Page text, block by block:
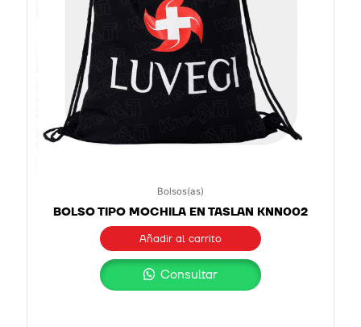
Bolsos(as)
BOLSO TIPO MOCHILA EN TASLAN KNN002
Añadir al carrito
Consultar